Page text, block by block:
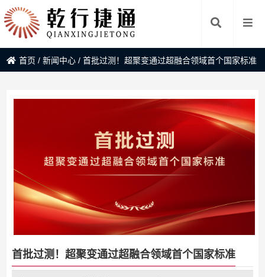
首页 /新闻中心 /首批过测！超聚变通过超融合领域首个国家标准
首批过测！超聚变通过超融合领域首个国家标准